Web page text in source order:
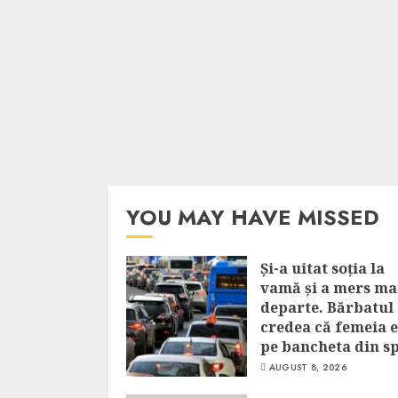
YOU MAY HAVE MISSED
Și-a uitat soția la
vamă și a mers
departe. Bărbatul
credea că femeia
pe bancheta din
AUGUST 8, 2026